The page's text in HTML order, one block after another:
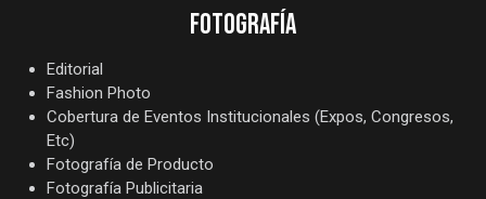
FOTOGRAFÍA
Editorial
Fashion Photo
Cobertura de Eventos Institucionales (Expos, Congresos,
Etc)
Fotografía de Producto
Fotografía Publicitaria